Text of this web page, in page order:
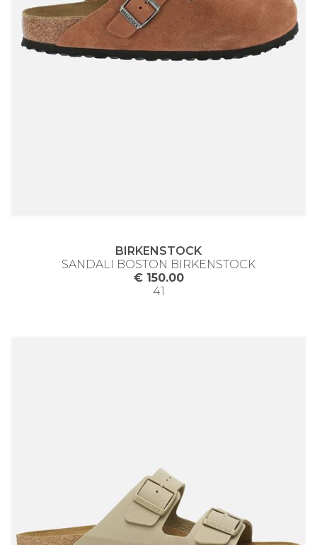
BIRKENSTOCK
SANDALI BOSTON BIRKENSTOCK
€ 150.00
41